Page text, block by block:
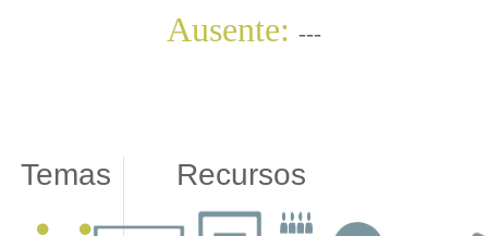
Ausente: ---
Temas Recursos